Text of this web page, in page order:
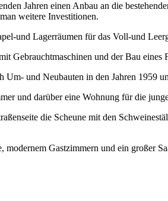
Jahren einen Anbau an die
weitere Investitionen.
und Lagerräumen für das Voll-und
Gebrauchtmaschinen und der Bau
und Neubauten in den Jahren 1959
und darüber eine Wohnung für die
die Scheune mit den
Gastzimmern und ein großer